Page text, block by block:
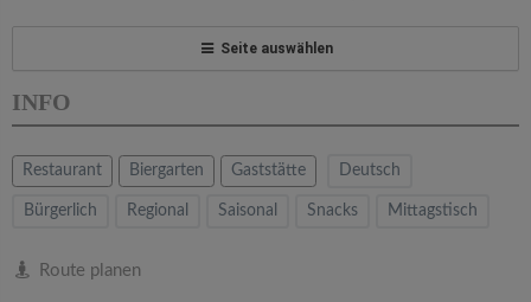
Seite auswählen
INFO
Restaurant Biergarten Gaststätte Deutsch
Bürgerlich Regional Saisonal Snacks Mittagstisch
Route planen
a
v